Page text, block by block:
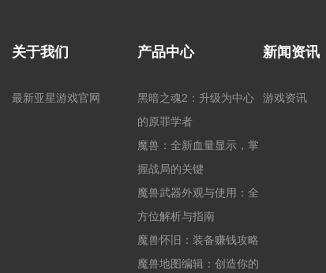
关于我们
最新亚星游戏官网
产品中心
黑暗之魂2：升级为中心
的原罪学者
魔兽：全新血量显示，掌
握战局的关键
魔兽武器外观与使用：全
方位解析与指南
魔兽怀旧：装备赚钱攻略
魔兽地图编辑：创造你的
新闻资讯
游戏资讯